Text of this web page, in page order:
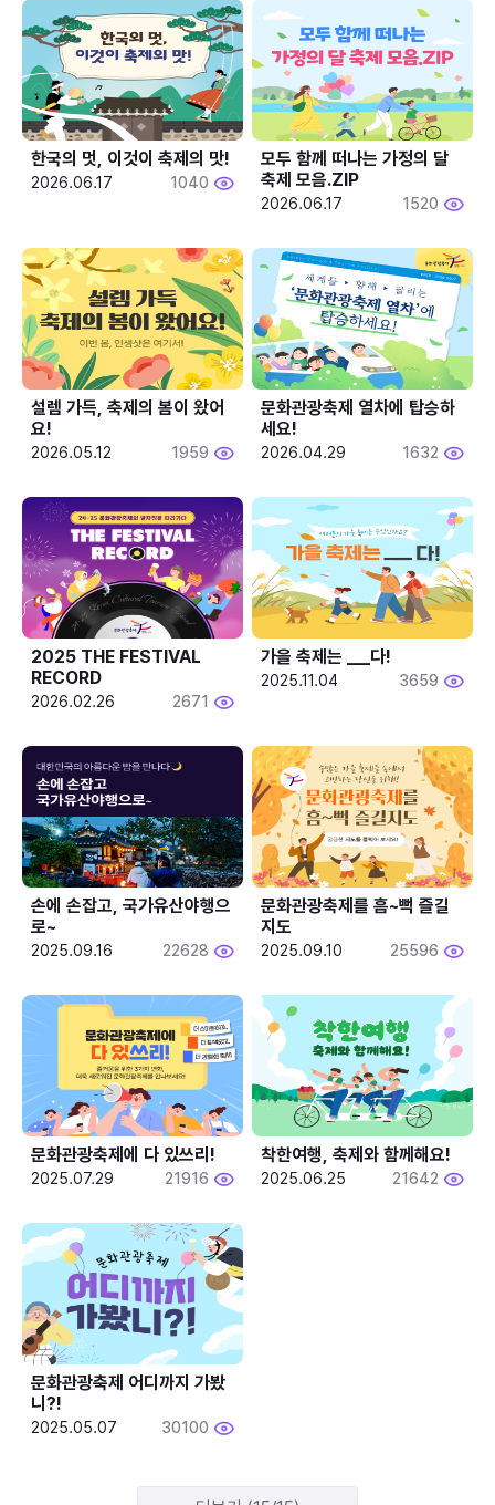
한국의 멋, 이것이 축제의 맛!
2026.06.17 1040
모두 함께 떠나는 가정의 달
축제 모음.ZIP
2026.06.17 1520
설렘 가득, 축제의 봄이 왔어
요!
2026.05.12 1959
문화관광축제 열차에 탑승하
세요!
2026.04.29 1632
2025 THE FESTIVAL
RECORD
2026.02.26 2671
2025.11.04 3659
손에 손잡고, 국가유산야행으
로~
2025.09.16 22628
문화관광축제를 흠~뻑 즐길
지도
2025.09.10 25596
문화관광축제에 다 있쓰리!
2025.07.29 21916
착한여행, 축제와 함께해요!
2025.06.25 21642
문화관광축제 어디까지 가봤
니?!
2025.05.07 30100